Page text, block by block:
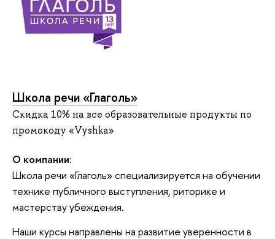
Школа речи «Глаголь»
Скидка 10% на все образовательные продукты по
промокоду «Vyshka»
О компании:
Школа речи «Глаголь» специализируется на обучении
технике публичного выступления, риторике и
мастерству убеждения.
Наши курсы направлены на развитие уверенности в